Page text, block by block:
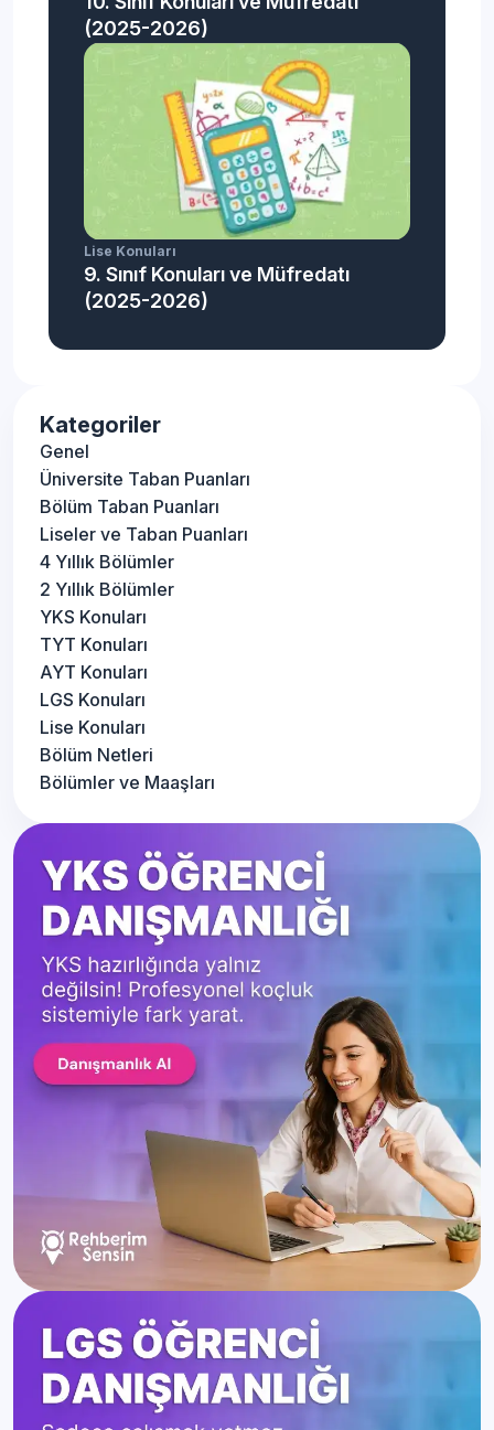
(2025-2026)
Lise Konuları
9. Sınıf Konuları ve Müfredatı
(2025-2026)
Kategoriler
Genel
Üniversite Taban Puanları
Bölüm Taban Puanları
Liseler ve Taban Puanları
4 Yıllık Bölümler
2 Yıllık Bölümler
YKS Konuları
TYT Konuları
AYT Konuları
LGS Konuları
Lise Konuları
Bölüm Netleri
Bölümler ve Maaşları